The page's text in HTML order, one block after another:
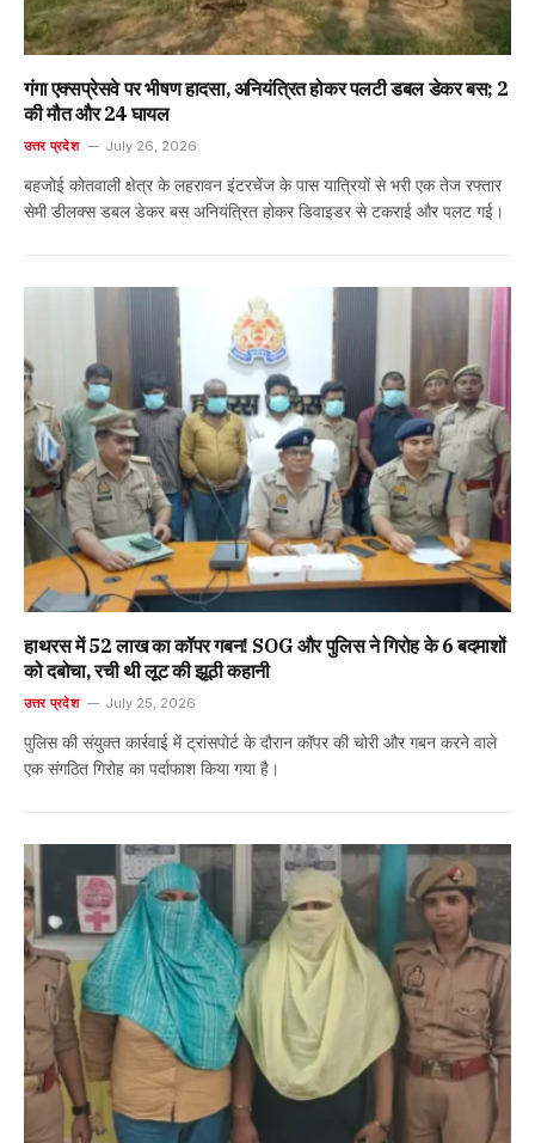
गंगा एक्सप्रेसवे पर भीषण हादसा, अनियंत्रित होकर पलटी डबल डेकर बस; 2
की मौत और 24 घायल
उत्तर प्रदेश July 26, 2026
बहजोई कोतवाली क्षेत्र के लहरावन इंटरचेंज के पास यात्रियों से भरी एक तेज रफ्तार
सेमी डीलक्स डबल डेकर बस अनियंत्रित होकर डिवाइडर से टकराई और पलट गई।
हाथरस में 52 लाख का कॉपर गबन! SOG और पुलिस ने गिरोह के 6 बदमाशों
को दबोचा, रची थी लूट की झूठी कहानी
उत्तर प्रदेश July 25, 2026
पुलिस की संयुक्त कार्रवाई में ट्रांसपोर्ट के दौरान कॉपर की चोरी और गबन करने वाले
एक संगठित गिरोह का पर्दाफाश किया गया है।